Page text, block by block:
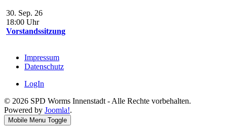
30. Sep. 26
18:00 Uhr
Vorstandssitzung
Impressum
Datenschutz
LogIn
© 2026 SPD Worms Innenstadt - Alle Rechte vorbehalten.
Powered by Joomla!.
Mobile Menu Toggle